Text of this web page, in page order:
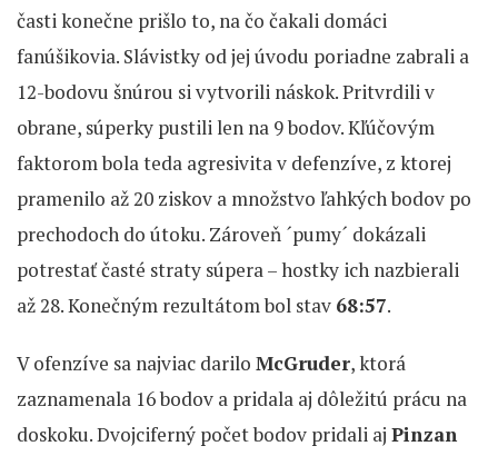
časti konečne prišlo to, na čo čakali domáci
fanúšikovia. Slávistky od jej úvodu poriadne zabrali a
12-bodovu šnúrou si vytvorili náskok. Pritvrdili v
obrane, súperky pustili len na 9 bodov. Kľúčovým
faktorom bola teda agresivita v defenzíve, z ktorej
pramenilo až 20 ziskov a množstvo ľahkých bodov po
prechodoch do útoku. Zároveň ´pumy´ dokázali
potrestať časté straty súpera – hostky ich nazbierali
až 28. Konečným rezultátom bol stav 68:57.
V ofenzíve sa najviac darilo McGruder, ktorá
zaznamenala 16 bodov a pridala aj dôležitú prácu na
doskoku. Dvojciferný počet bodov pridali aj Pinzan